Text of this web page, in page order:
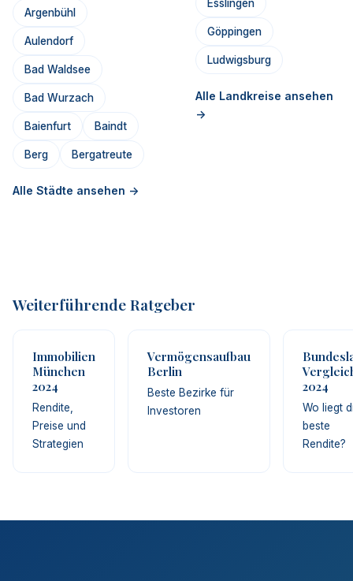
Argenbühl
Aulendorf
Bad Waldsee
Bad Wurzach
Baienfurt Baindt
Berg Bergatreute
Alle Städte ansehen ->
Esslingen
Göppingen
Ludwigsburg
Alle Landkreise ansehen
->
Weiterführende Ratgeber
Immobilien
München
2024
Rendite,
Preise und
Strategien
Vermögensaufbau
Berlin
Beste Bezirke für
Investoren
2024
Wo liegt
beste
Rendite?